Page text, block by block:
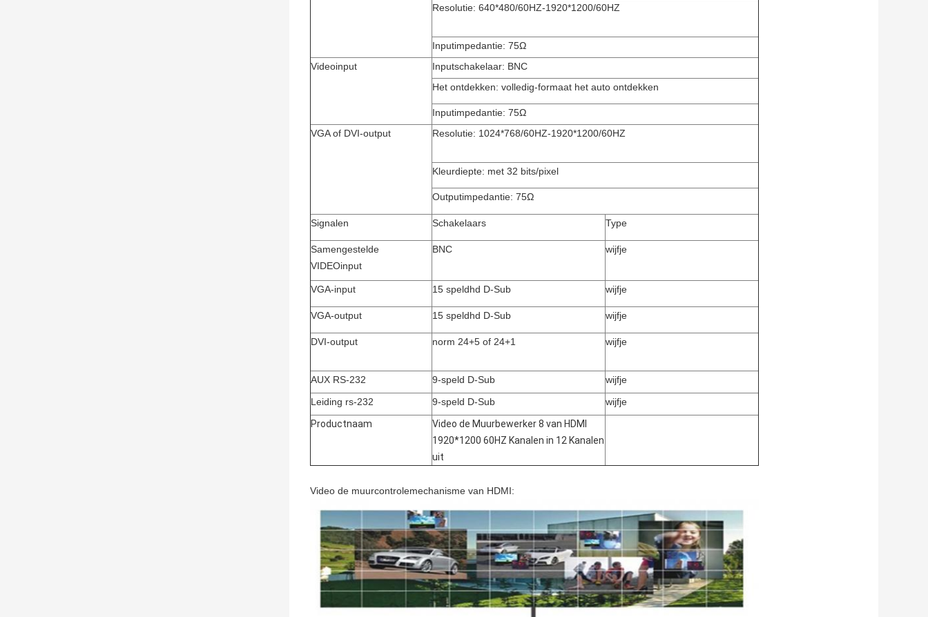
Resolutie: 640*480/60HZ-1920*1200/60HZ
Inputimpedantie: 75Ω
Videoinput
Inputschakelaar: BNC
Het ontdekken: volledig-formaat het auto ontdekken
Inputimpedantie: 75Ω
VGA of DVI-output
Resolutie: 1024*768/60HZ-1920*1200/60HZ
Kleurdiepte: met 32 bits/pixel
Outputimpedantie: 75Ω
Signalen Schakelaars Type
Samengestelde
VIDEOinput
BNC wijfje
VGA-input 15 speldhd D-Sub wijfje
VGA-output 15 speldhd D-Sub wijfje
DVI-output norm 24+5 of 24+1 wijfje
AUX RS-232 9-speld D-Sub
wijfje
Leiding rs-232
9-speld D-Sub
wijfje
Productnaam
Video de Muurbewerker 8 van HDMI
1920*1200 60HZ Kanalen in 12 Kanalen
uit
Video de muurcontrolemechanisme van HDMI: